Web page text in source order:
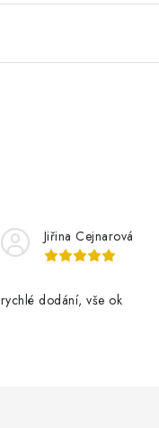
Jiřina Cejnarová
rychlé dodání, vše ok